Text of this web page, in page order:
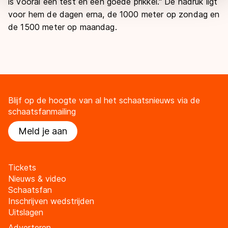
overdracht. Meer informatie vindt u in ons cookiebeleid.
voor hem de dagen erna, de 1000 meter op zondag en
de 1500 meter op maandag.
Blijf op de hoogte van al het schaatsnieuws via de
schaatsfanmailing
Meld je aan
Tickets
Nieuws & video
Schaatsfan
Inschrijven wedstrijden
Uitslagen